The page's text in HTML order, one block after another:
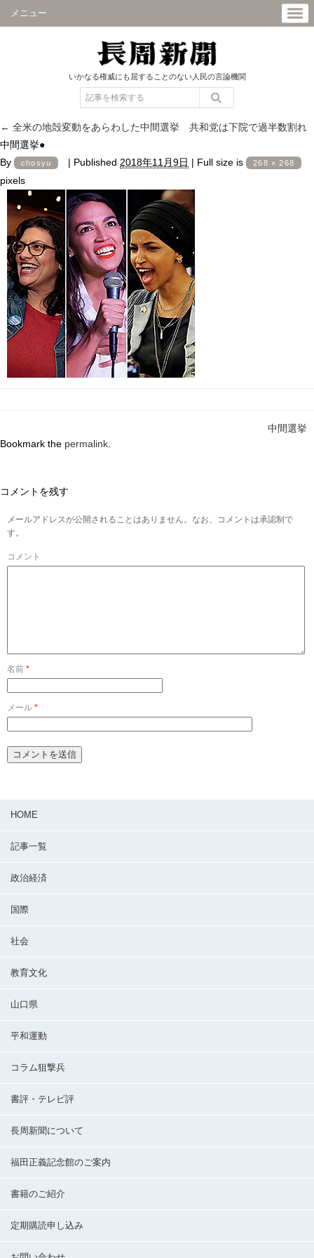
メニュー
いかなる権威にも屈することのない人民の言論機関
← 全米の地殻変動をあらわした中間選挙 共和党は下院で過半数割れ
中間選挙●
By
chosyu | Published 2018年11月9日 | Full size is 268 × 268
pixels
中間選挙
Bookmark the permalink
コメントを残す
メールアドレスが公開されることはありません。なお、コメントは承認制で
す。
コメント
名前 *
メール *
HOME
記事一覧
政治経済
国際
社会
教育文化
山口県
平和運動
コラム狙撃兵
書評・テレビ評
長周新聞について
福田正義記念館のご案内
書籍のご紹介
定期購読申し込み